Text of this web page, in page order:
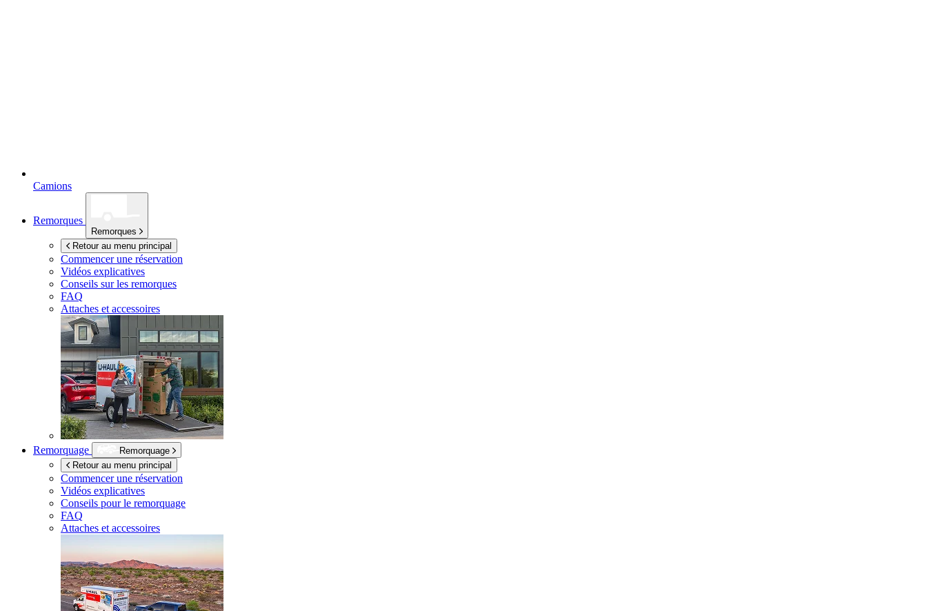
Camions
Remorques
Remorques
Retour au menu principal
Commencer une réservation
Vidéos explicatives
Conseils sur les remorques
FAQ
Attaches et accessoires
Remorquage
Remorquage
Retour au menu principal
Commencer une réservation
Vidéos explicatives
Conseils pour le remorquage
FAQ
Attaches et accessoires